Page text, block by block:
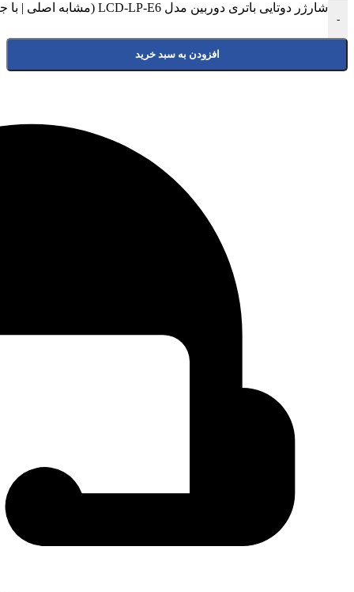
-
شارژر دوتایی باتری دوربین مدل LCD-LP-E6 (مشابه اصلی | با جعبه) عدد
افزودن به سبد خرید